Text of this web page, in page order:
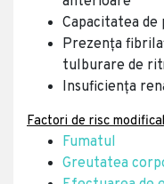
Capacitatea de
Prezența
tulburare de
Insuficiența
Factori de risc
Fumatul
Greutatea